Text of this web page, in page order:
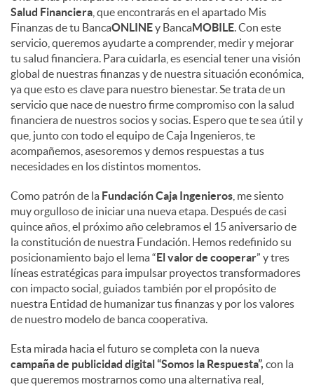
Salud Financiera , que encontrarás en el apartado Mis
Finanzas de tu BancaONLINEy BancaMOBILE. Con este
servicio, queremos ayudarte a comprender, medir y mejorar
tu salud financiera. Para cuidarla, es esencial tener una visión
global de nuestras finanzas y de nuestra situación económica,
ya que esto es clave para nuestro bienestar. Se trata de un
servicio que nace de nuestro firme compromiso con la salud
financiera de nuestros socios y socias. Espero que te sea útil y
que, junto con todo el equipo de Caja Ingenieros, te
acompañemos, asesoremos y demos respuestas a tus
necesidades en los distintos momentos.
Como patrón de la Fundación Caja Ingenieros , me siento
muy orgulloso de iniciar una nueva etapa. Después de casi
quince años, el próximo año celebramos el 15 aniversario de
la constitución de nuestra Fundación. Hemos redefinido su
posicionamiento bajo el lema “ El valor de cooperar” y tres
líneas estratégicas para impulsar proyectos transformadores
con impacto social, guiados también por el propósito de
nuestra Entidad de humanizar tus finanzas y por los valores
de nuestro modelo de banca cooperativa.
Esta mirada hacia el futuro se completa con la nueva
campaña de publicidad digital “Somos la Respuesta”, con la
que queremos mostrarnos como una alternativa real,